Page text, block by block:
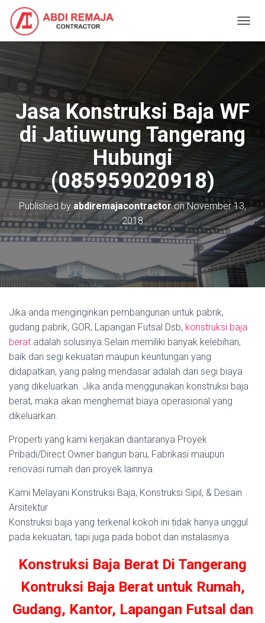
O
A
I
G
Jasa Konstruksi Baja WF
di Jatiuwung Tangerang
Hubungi
(085959020918)
Published byabdiremajacontractoronNovember 13,
2018
Jika anda menginginkan pembangunan untuk pabrik,
gudang pabrik, GOR, Lapangan Futsal Dsb, konstruksi baja
berat adalah solusinya.Selain memiliki banyak kelebihan,
baik dari segi kekuatan maupun keuntungan yang
didapatkan, yang paling mendasar adalah dari segi biaya
yang dikeluarkan. Jika anda menggunakan konstruksi baja
berat, maka akan menghemat biaya operasional yang
dikeluarkan.
Properti yang kami kerjakan diantaranya Proyek
Pribadi/Direct Owner bangun baru, Fabrikasi maupun
renovasi rumah dan proyek lainnya.
Kami Melayani Konstruksi Baja, Konstruksi Sipil, & Desain
Arsitektur
Konstruksi baja yang terkenal kokoh ini tidak hanya unggul
pada kekuatan, tapi juga pada bobot dan instalasinya.
Konstruksi Baja Berat Di Tangerang
Kontruksi Baja Berat untuk Rumah,
Gudang, Kantor, Lapangan Futsal dan